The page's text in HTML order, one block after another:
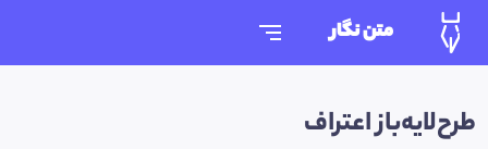
متن نگار
طرح‌لایه‌باز اعتراف